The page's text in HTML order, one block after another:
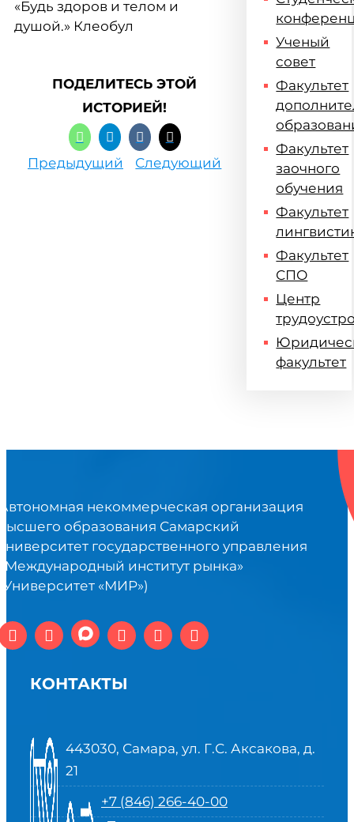
«Будь здоров и телом и
душой.» Клеобул
ПОДЕЛИТЕСЬ ЭТОЙ
ИСТОРИЕЙ!
Предыдущий Следующий
Ученый
совет
Факультет
Факультет
заочного
обучения
Факультет
Факультет
СПО
Центр
факультет
некоммерческая организация
образования Самарский
государственного управления
институт рынка»
«МИР»)
КОНТАКТЫ
443030, Самара, ул. Г.С. Аксакова, д.
21
+7 (846) 266-40-00